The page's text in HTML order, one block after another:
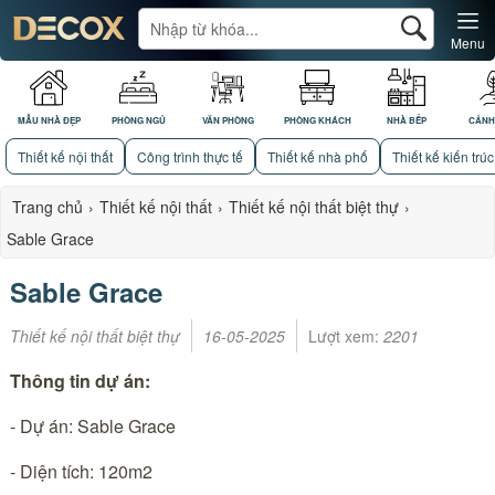
MẪU NHÀ ĐẸP PHÒNG NGỦ VĂN PHÒNG PHÒNG KHÁCH NHÀ BẾP
Menu
Thiết kế nội thất Công trình thực tế Thiết kế nhà phố Thiết kế kiến trúc
Trang chủ › Thiết kế nội thất › Thiết kế nội thất biệt thự ›
Sable Grace
Sable Grace
Thiết kế nội thất biệt thự 16-05-2025 Lượt xem: 2201
Thông tin dự án:
- Dự án: Sable Grace
- Diện tích: 120m2